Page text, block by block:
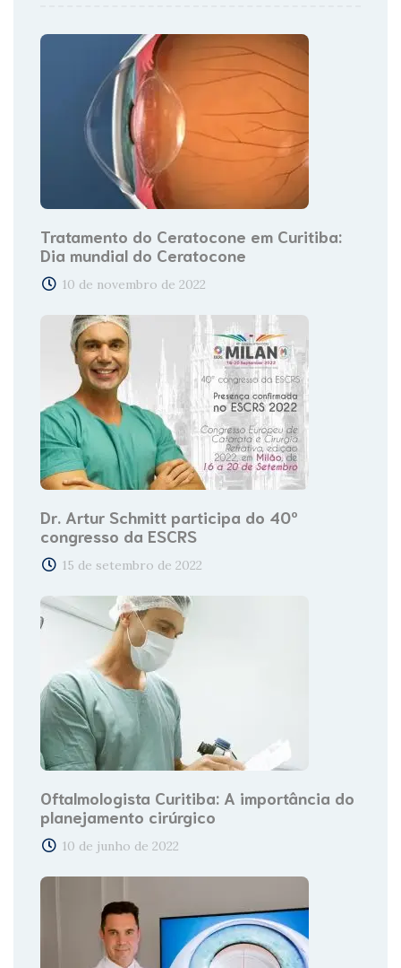
Tratamento do Ceratocone em Curitiba:
Dia mundial do Ceratocone
10 de novembro de 2022
Dr. Artur Schmitt participa do 40º
congresso da ESCRS
15 de setembro de 2022
Oftalmologista Curitiba: A importância do
planejamento cirúrgico
10 de junho de 2022